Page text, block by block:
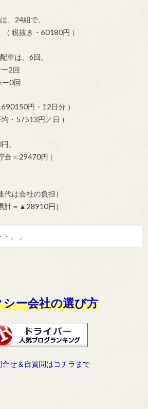
24組で、
（ 税抜き・60180円 ）
は、6回。
2回
0回
円・12日分 ）
・57513円／日 ）
。
金＝29470円 ）
代は会社の負担）
計＝▲28910円）
。 」
シー会社の選び方
合せ＆御質問はコチラまで